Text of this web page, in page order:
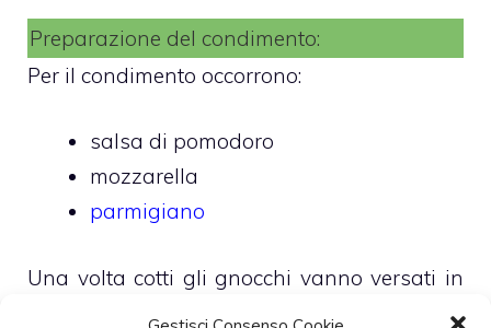
Preparazione del condimento:
Per il condimento occorrono:
salsa di pomodoro
mozzarella
parmigiano
Una volta cotti gli gnocchi vanno versati in
una pirofila, conditi con una parte della